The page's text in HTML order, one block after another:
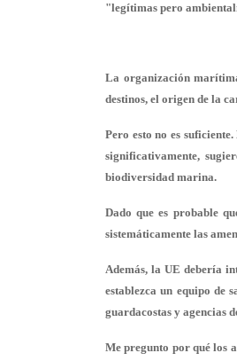
"legítimas pero
La organización
destinos, el origen de la
Pero esto no es
significativamente,
biodiversidad marina.
Dado que es probable
sistemáticamente las
Además, la UE debería
establezca un equipo de
guardacostas y agencias
Me pregunto por qué los